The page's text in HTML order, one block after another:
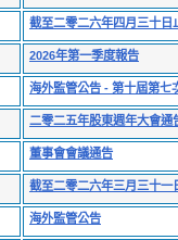
截至二零二六年四月三十日
2026年第一季度報告
海外監管公告 - 第十屆第七
二零二五年股東週年大會通
董事會會議通告
截至二零二六年三月三十一
海外監管公告